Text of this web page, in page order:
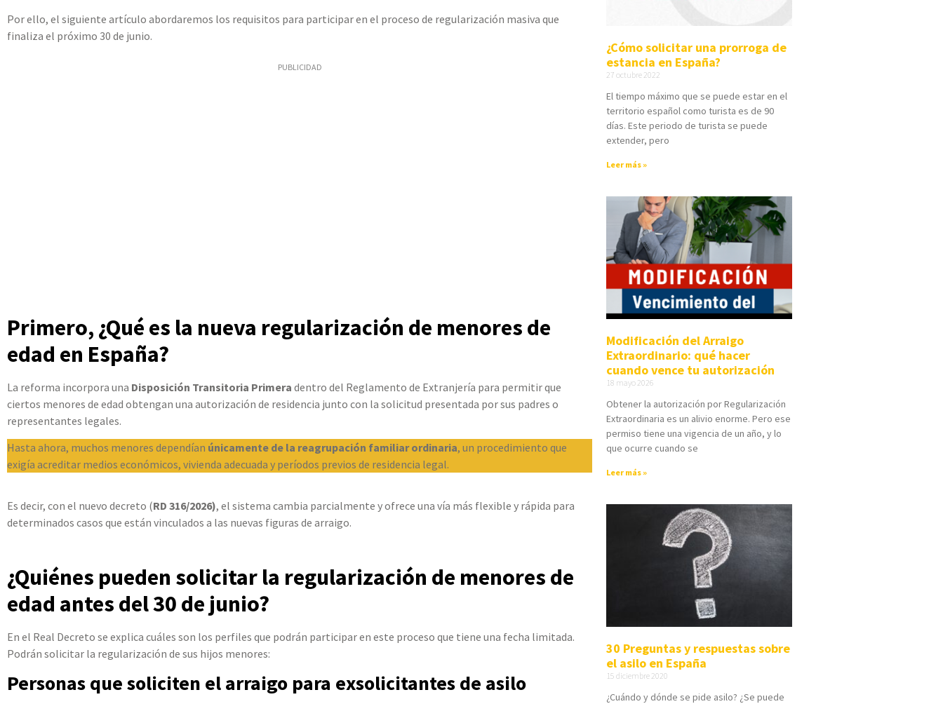
Por ello, el siguiente artículo abordaremos los requisitos para participar en el proceso de regularización masiva que
finaliza el próximo 30 de junio.
PUBLICIDAD
Primero, ¿Qué es la nueva regularización de menores de
edad en España?
La reforma incorpora una Disposición Transitoria Primera dentro del Reglamento de Extranjería para permitir que
ciertos menores de edad obtengan una autorización de residencia junto con la solicitud presentada por sus padres o
representantes legales.
Hasta ahora, muchos menores dependían únicamente de la reagrupación familiar ordinaria, un procedimiento que
exigía acreditar medios económicos, vivienda adecuada y períodos previos de residencia legal.
Es decir, con el nuevo decreto (RD 316/2026), el sistema cambia parcialmente y ofrece una vía más flexible y rápida para
determinados casos que están vinculados a las nuevas figuras de arraigo.
¿Quiénes pueden solicitar la regularización de menores de
edad antes del 30 de junio?
En el Real Decreto se explica cuáles son los perfiles que podrán participar en este proceso que tiene una fecha limitada.
Podrán solicitar la regularización de sus hijos menores:
Personas que soliciten el arraigo para exsolicitantes de asilo
¿Cómo solicitar una prorroga de
estancia en España?
27 octubre 2022
El tiempo máximo que se puede estar en el
territorio español como turista es de 90
días. Este periodo de turista se puede
extender, pero
Leer más »
Modificación del Arraigo
Extraordinario: qué hacer
cuando vence tu autorización
18 mayo 2026
Obtener la autorización por Regularización
Extraordinaria es un alivio enorme. Pero ese
permiso tiene una vigencia de un año, y lo
que ocurre cuando se
Leer más »
30 Preguntas y respuestas sobre
el asilo en España
15 diciembre 2020
¿Cuándo y dónde se pide asilo? ¿Se puede